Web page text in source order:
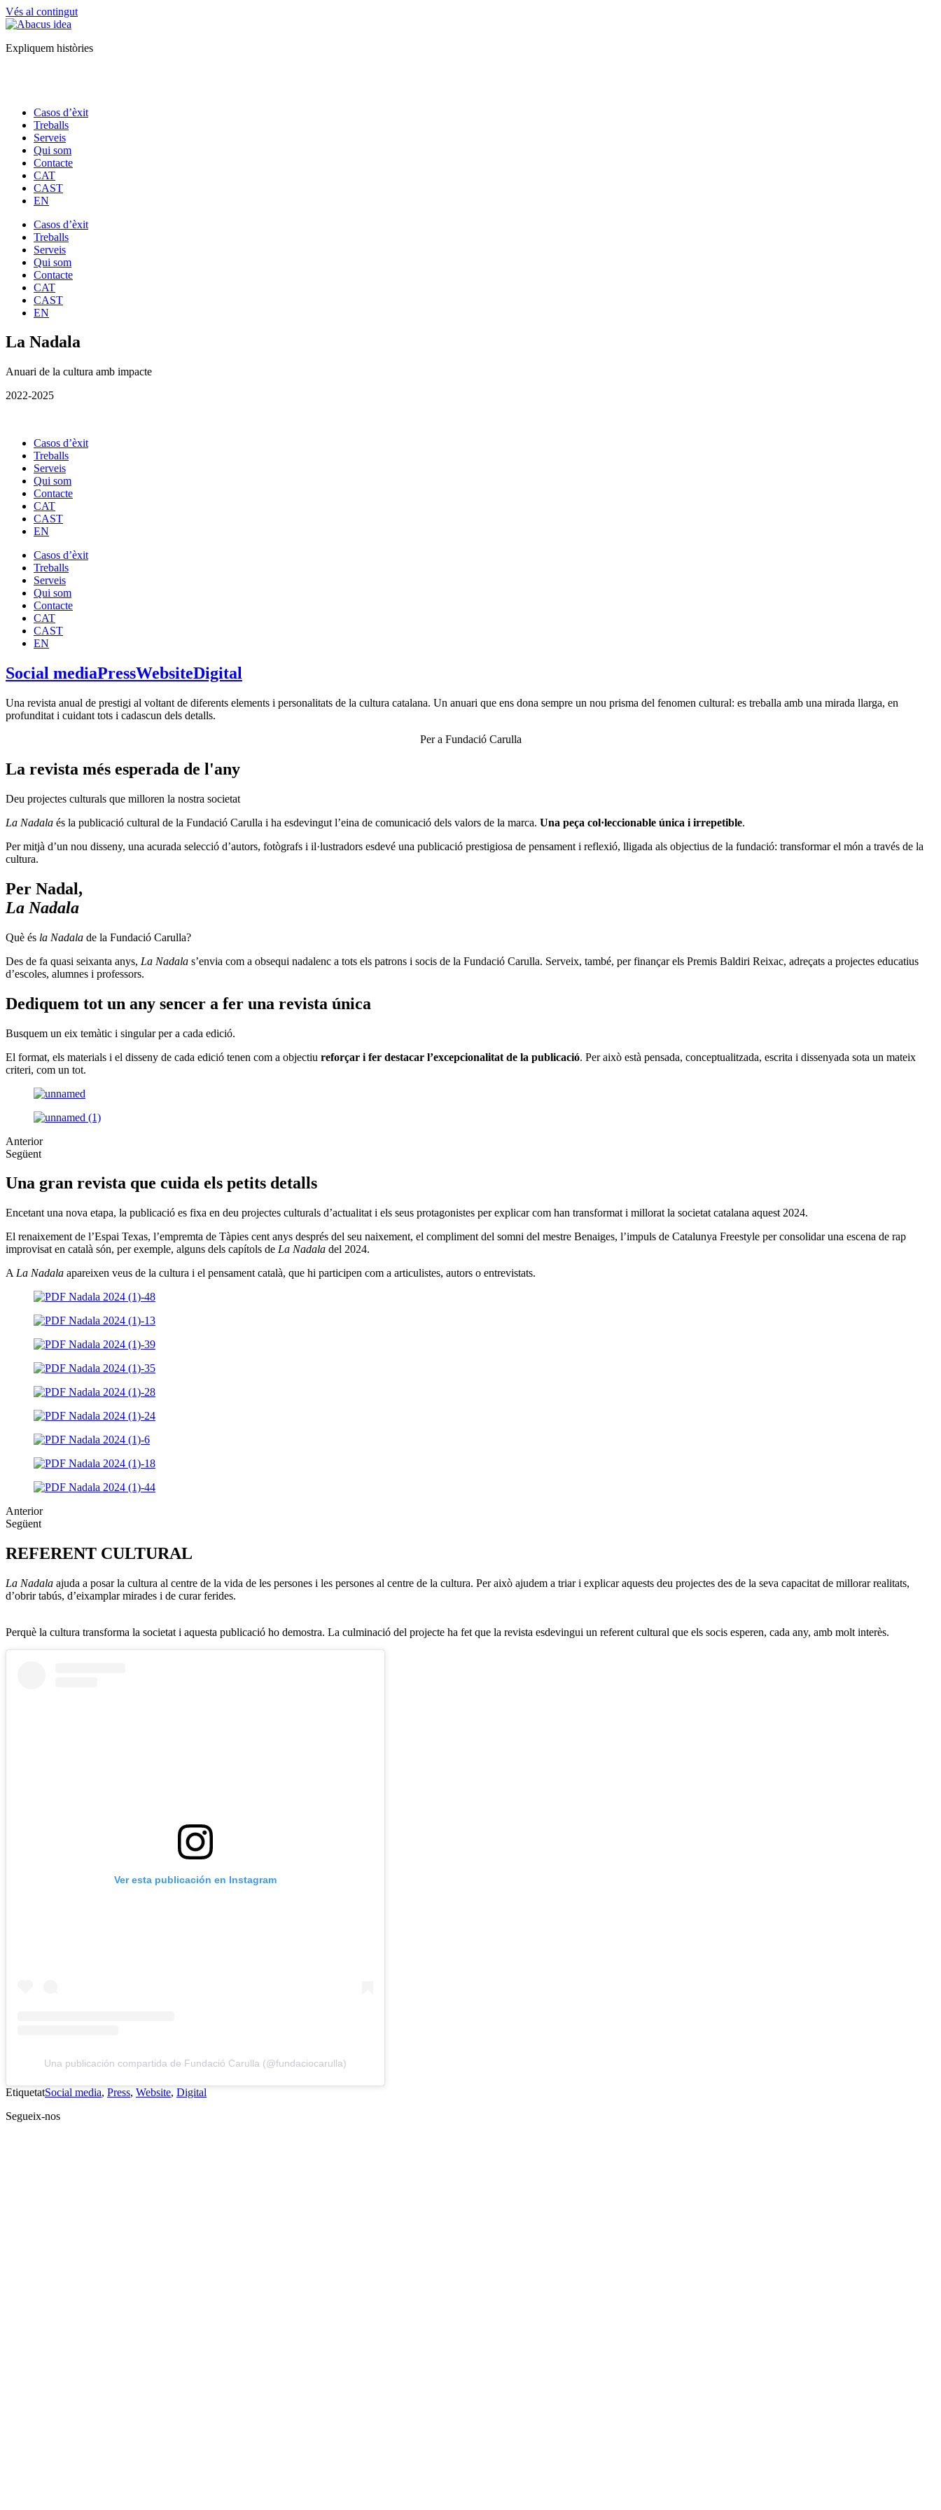
Vés al contingut
Expliquem històries
Casos d’èxit
Treballs
Serveis
Qui som
Contacte
CAT
CAST
EN
Casos d’èxit
Treballs
Serveis
Qui som
Contacte
CAT
CAST
EN
La Nadala
Anuari de la cultura amb impacte
2022-2025
Casos d’èxit
Treballs
Serveis
Qui som
Contacte
CAT
CAST
EN
Casos d’èxit
Treballs
Serveis
Qui som
Contacte
CAT
CAST
EN
Social mediaPressWebsiteDigital
Una revista anual de prestigi al voltant de diferents elements i personalitats de la cultura catalana. Un anuari que ens dona sempre un nou prisma del fenomen cultural: es treballa amb una mirada llarga, en
profunditat i cuidant tots i cadascun dels detalls.
Per a Fundació Carulla
La revista més esperada de l'any
Deu projectes culturals que milloren la nostra societat
La Nadala és la publicació cultural de la Fundació Carulla i ha esdevingut l’eina de comunicació dels valors de la marca. Una peça col·leccionable única i irrepetible.
Per mitjà d’un nou disseny, una acurada selecció d’autors, fotògrafs i il·lustradors esdevé una publicació prestigiosa de pensament i reflexió, lligada als objectius de la fundació: transformar el món a través de la
cultura.
Per Nadal,
La Nadala
Què és la Nadala de la Fundació Carulla?
Des de fa quasi seixanta anys, La Nadala s’envia com a obsequi nadalenc a tots els patrons i socis de la Fundació Carulla. Serveix, també, per finançar els Premis Baldiri Reixac, adreçats a projectes educatius
d’escoles, alumnes i professors.
Dediquem tot un any sencer a fer una revista única
Busquem un eix temàtic i singular per a cada edició.
El format, els materials i el disseny de cada edició tenen com a objectiu reforçar i fer destacar l’excepcionalitat de la publicació. Per això està pensada, conceptualitzada, escrita i dissenyada sota un mateix
criteri, com un tot.
Anterior
Següent
Una gran revista que cuida els petits detalls
Encetant una nova etapa, la publicació es fixa en deu projectes culturals d’actualitat i els seus protagonistes per explicar com han transformat i millorat la societat catalana aquest 2024.
El renaixement de l’Espai Texas, l’empremta de Tàpies cent anys després del seu naixement, el compliment del somni del mestre Benaiges, l’impuls de Catalunya Freestyle per consolidar una escena de rap
improvisat en català són, per exemple, alguns dels capítols de La Nadala del 2024.
A La Nadala apareixen veus de la cultura i el pensament català, que hi participen com a articulistes, autors o entrevistats.
Anterior
Següent
REFERENT CULTURAL
La Nadala ajuda a posar la cultura al centre de la vida de les persones i les persones al centre de la cultura. Per això ajudem a triar i explicar aquests deu projectes des de la seva capacitat de millorar realitats,
d’obrir tabús, d’eixamplar mirades i de curar ferides.
Perquè la cultura transforma la societat i aquesta publicació ho demostra. La culminació del projecte ha fet que la revista esdevingui un referent cultural que els socis esperen, cada any, amb molt interès.
Ver esta publicación en Instagram
Una publicación compartida de Fundació Carulla (@fundaciocarulla)
EtiquetatSocial media, Press, Website, Digital
Segueix-nos